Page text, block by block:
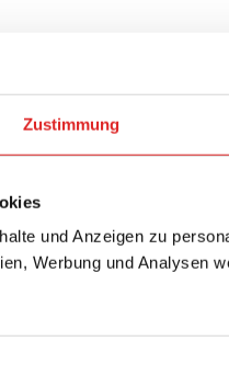
Zustimmung
und Anzeigen zu
Werbung und Analysen